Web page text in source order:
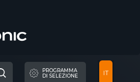
Cerca
PROGRAMMA
DI SELEZIONE
IT